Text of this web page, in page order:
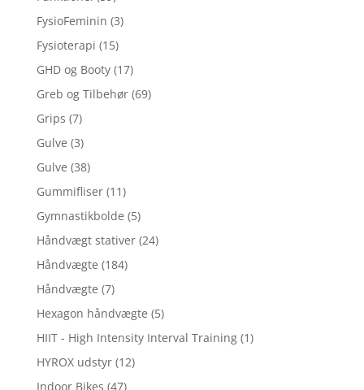
FysioFeminin (3)
Fysioterapi (15)
GHD og Booty (17)
Greb og Tilbehør (69)
Grips (7)
Gulve (3)
Gulve (38)
Gummifliser (11)
Gymnastikbolde (5)
Håndvægt stativer (24)
Håndvægte (184)
Håndvægte (7)
Hexagon håndvægte (5)
HIIT - High Intensity Interval Training (1)
HYROX udstyr (12)
Indoor Bikes (47)